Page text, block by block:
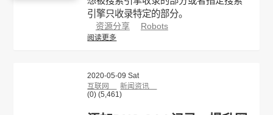
引擎只收录特定的部分。
资源分享 Robots
阅读更多
2020-05-09 Sat
互联网
新闻资讯
(0) (5,461)